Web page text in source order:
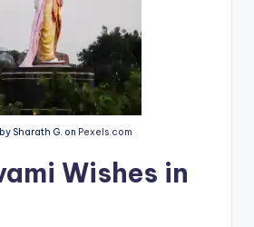
Sharath G. on Pexels.com
Wishes in